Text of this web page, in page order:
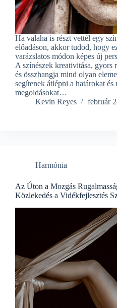
Ha valaha is részt vettél egy
előadáson, akkor tudod, hogy
varázslatos módon képes új
A színészek kreativitása, gyors
és összhangja mind olyan
segítenek átlépni a határokat és
megoldásokat…
Kevin Reyes
február
Harmónia
Az Úton a Mozgás
Közlekedés a Vidékfejlesztés